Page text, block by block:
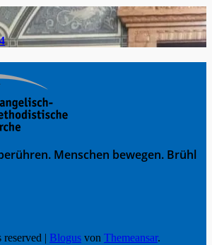
Menschen bewegen. Brühl
| Blogus von Themeansar.